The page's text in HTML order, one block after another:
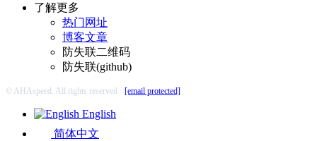
了解更多
热门网址
博客文章
防失联二维码
防失联(github)
© AHAspeed. All rights reserved [email protected]
English
简体中文